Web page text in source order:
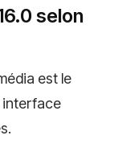
selon
est le
interface